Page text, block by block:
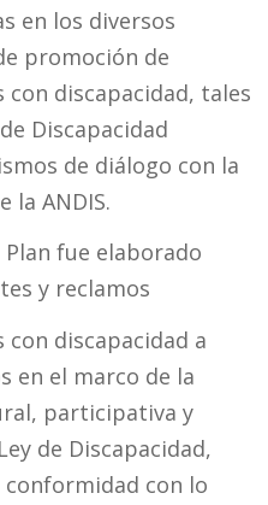
en los diversos
promoción de
con discapacidad, tales
Discapacidad
de diálogo con la
la ANDIS.
fue elaborado
y reclamos
discapacidad a
en el marco de la
participativa y
de Discapacidad,
conformidad con lo